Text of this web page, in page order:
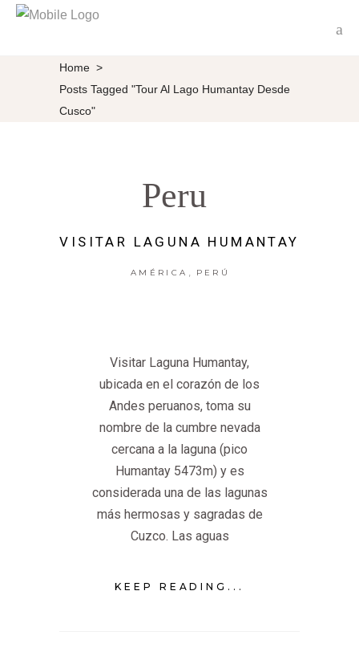
Home >
Posts Tagged "Tour Al Lago Humantay Desde
Cusco"
Peru
VISITAR LAGUNA HUMANTAY
AMÉRICA PERÚ
Visitar Laguna Humantay,
ubicada en el corazón de los
Andes peruanos, toma su
nombre de la cumbre nevada
cercana a la laguna (pico
Humantay 5473m) y es
considerada una de las lagunas
más hermosas y sagradas de
Cuzco. Las aguas
KEEP READING...